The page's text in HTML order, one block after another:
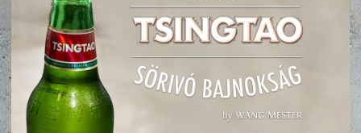
HIP
KULT
UTCA